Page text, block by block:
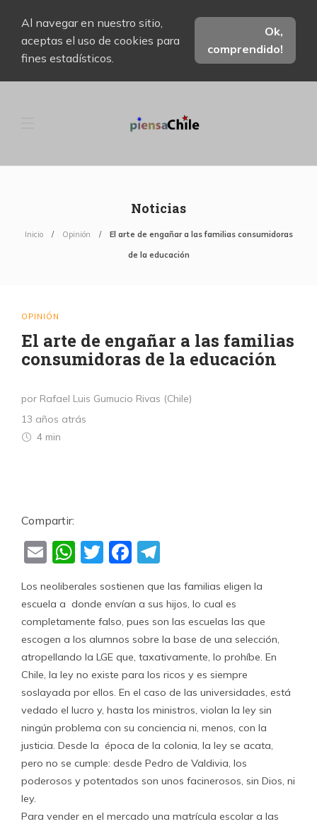
Al navegar en nuestro sitio,
aceptas el uso de cookies para
fines estadísticos.
Ok,
comprendido!
Noticias
Inicio Opinión El arte de engañar a las familias consumidoras
de la educación
OPINIÓN
El arte de engañar a las familias
consumidoras de la educación
por Rafael Luis Gumucio Rivas (Chile)
13 años atrás
4 min
Compartir:
EmailWhatsApp
TwitterFacebook
Los neoliberales sostienen que las familias eligen la
escuela a donde envían a sus hijos, lo cual es
completamente falso, pues son las escuelas las que
escogen a los alumnos sobre la base de una selección,
atropellando la LGE que, taxativamente, lo prohíbe. En
Chile, la ley no existe para los ricos y es siempre
soslayada por ellos. En el caso de las universidades, está
vedado el lucro y, hasta los ministros, violan la ley sin
ningún problema con su conciencia ni, menos, con la
justicia. Desde la época de la colonia, la ley se acata,
pero no se cumple: desde Pedro de Valdivia, los
poderosos y potentados son unos facinerosos, sin Dios, ni
ley.
Para vender en el mercado una matrícula escolar a las